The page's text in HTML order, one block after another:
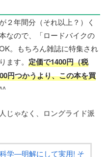
２年間分（それ以上？）く
なので、「ロードバイクの
。もちろん雑誌に特集され
す。 定価で1400円（税
円つかうより、この本を買
じゃなく、ロングライド派
学―明解にして実用! そ